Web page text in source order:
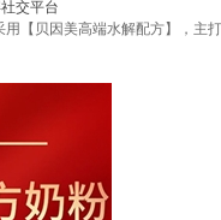
交平台
【贝因美高端水解配方】，